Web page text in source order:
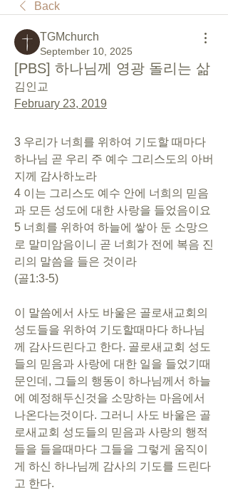
Back
TGMchurch
September 10, 2025
[PBS] 하나님께 영광 돌리는 삶
김인교
February 23, 2019
3 우리가 너희를 위하여 기도할 때마다
하나님 곧 우리 주 예수 그리스도의 아버
지께 감사하노라
4 이는 그리스도 예수 안에 너희의 믿음
과 모든 성도에 대한 사랑을 들었음이요
5 너희를 위하여 하늘에 쌓아 둔 소망으
로 말미암음이니 곧 너희가 전에 복음 진
리의 말씀을 들은 것이라
(골1:3-5)
이 말씀에서 사도 바울은 골로새교회의
성도들을 위하여 기도할때마다 하나님
께 감사드린다고 한다. 골로새교회 성도
들의 믿음과 사랑에 대한 일을 들었기때
문인데, 그들의 행동이 하나님께서 하늘
에 예정해두신것을 소망하는 마음에서
나온다는것이다. 그러니 사도 바울은 골
로새교회 성도들의 믿음과 사랑의 행적
들을 들을때마다 그들을 그렇게 움직이
게 하신 하나님께 감사의 기도를 드린다
고 한다.